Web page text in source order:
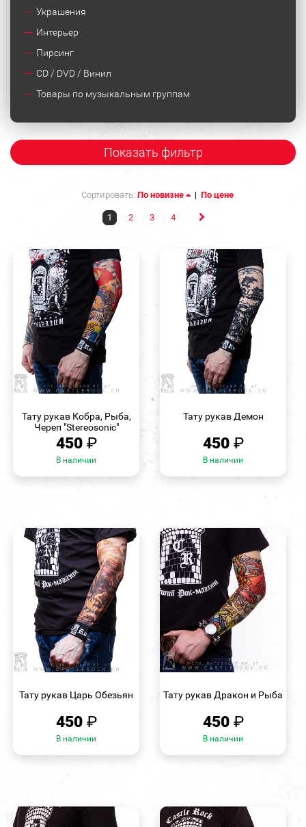
Украшения
Интерьер
Пирсинг
CD / DVD / Винил
Товары по музыкальным группам
Показать фильтр
Сортировать: По новизне | По цене
1 2 3 4
Тату рукав Кобра, Рыба,
Череп "Stereosonic"
450 ₽
В наличии
Тату рукав Демон
450 ₽
В наличии
Тату рукав Царь Обезьян
450 ₽
В наличии
Тату рукав Дракон и Рыба
450 ₽
В наличии